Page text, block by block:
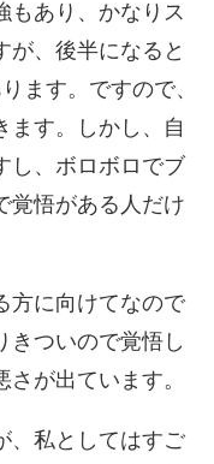
もあり、かなりス
が、後半になると
ます。ですので、
ます。しかし、自
し、ボロボロでブ
覚悟がある人だけ
方に向けてなので
きついので覚悟し
が出ています。
、私としてはすご